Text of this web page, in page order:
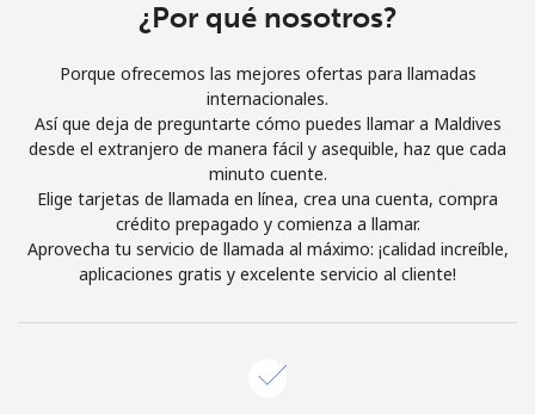
¡Hola!
Inicia sesión oREGÍSTRATE →
¿Por qué nosotros?
Porque ofrecemos las mejores ofertas para llamadas
internacionales.
Así que deja de preguntarte cómo puedes llamar a Maldives
desde el extranjero de manera fácil y asequible, haz que cada
minuto cuente.
Elige tarjetas de llamada en línea, crea una cuenta, compra
crédito prepagado y comienza a llamar.
Aprovecha tu servicio de llamada al máximo: ¡calidad increíble,
aplicaciones gratis y excelente servicio al cliente!